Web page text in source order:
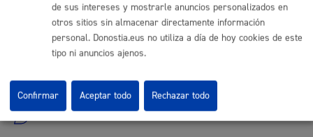
Comunícate con el Ayuntamiento de Donostia / San
Sebastián
(+34) 943 481 000
Buzón de la ciudadanía
Informar de un error en la web
de sus intereses y mostrarle anuncios personalizados en
otros sitios sin almacenar directamente información
personal. Donostia.eus no utiliza a día de hoy cookies de este
tipo ni anuncios ajenos.
Rechazar todo
Confirmar Aceptar todo